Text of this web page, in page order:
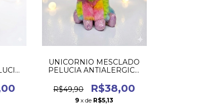
UNICORNIO MESCLADO
PELUCIA ANTIALERGICO
R$49,90
R$38,00
9 x de R$5,13